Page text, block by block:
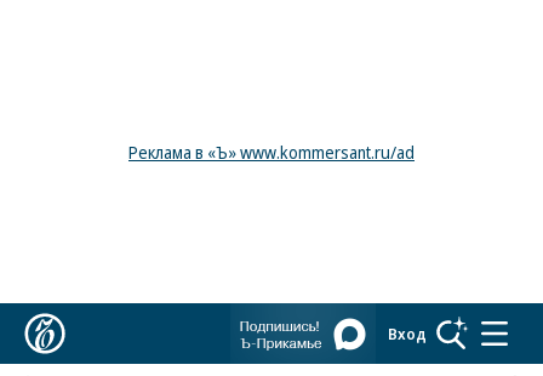
Реклама в «Ъ» www.kommersant.ru/ad
Вход